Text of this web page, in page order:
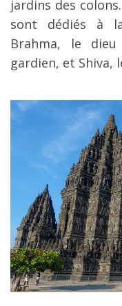
jardins des
sont dédiés à
Brahma, le
gardien, et Shiva,